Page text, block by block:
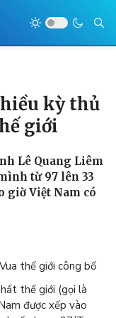
kỳ thủ
giới
Lê Quang Liêm
từ 97 lên 33
giờ Việt Nam có
thế giới công bố
thế giới (gọi là
được xếp vào